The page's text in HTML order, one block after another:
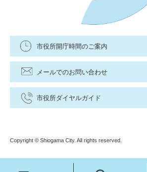
市役所開庁時間のご案内
メールでのお問い合わせ
市役所ダイヤルガイド
Copyright © Shiogama City. All rights reserved.